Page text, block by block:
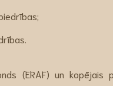
(ERAF) un kopējais